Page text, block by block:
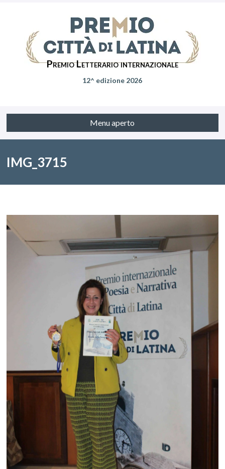
Premio Letterario internazionale
12^ edizione 2026
Menu aperto
IMG_3715